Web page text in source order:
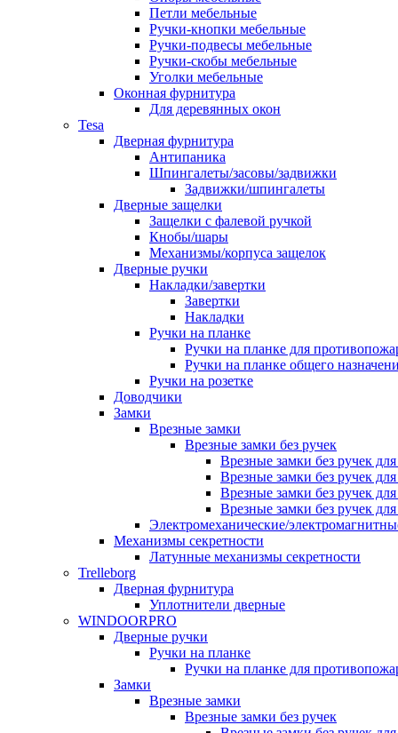
Петли мебельные
Ручки-кнопки мебельные
Ручки-подвесы мебельные
Ручки-скобы мебельные
Уголки мебельные
Оконная фурнитура
Для деревянных окон
Tesa
Дверная фурнитура
Антипаника
Шпингалеты/засовы/задвижки
Задвижки/шпингалеты
Дверные защелки
Защелки с фалевой ручкой
Кнобы/шары
Механизмы/корпуса защелок
Дверные ручки
Накладки/завертки
Завертки
Накладки
Ручки на планке
Ручки на планке для
Ручки на планке общего
Ручки на розетке
Доводчики
Замки
Врезные замки
Врезные замки без ручек
Врезные замки без ручек
Врезные замки без ручек
Врезные замки без ручек
Врезные замки без ручек
Электромеханические/
Механизмы секретности
Латунные механизмы секретности
Trelleborg
Дверная фурнитура
Уплотнители дверные
WINDOORPRO
Дверные ручки
Ручки на планке
Ручки на планке для
Замки
Врезные замки
Врезные замки без ручек